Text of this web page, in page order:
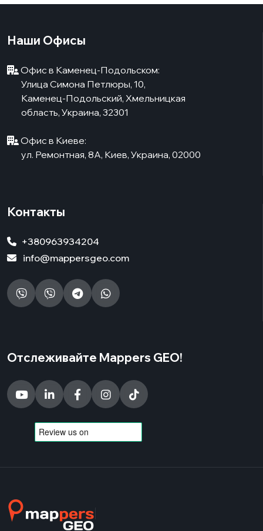
Наши Офисы
Офис в Каменец-Подольском:
Улица Симона Петлюры, 10,
Каменец-Подольский, Хмельницкая
область, Украина, 32301
Офис в Киеве:
ул. Ремонтная, 8А, Киев, Украина, 02000
Контакты
+380963934204
info@mappersgeo.com
Отслеживайте Mappers GEO!